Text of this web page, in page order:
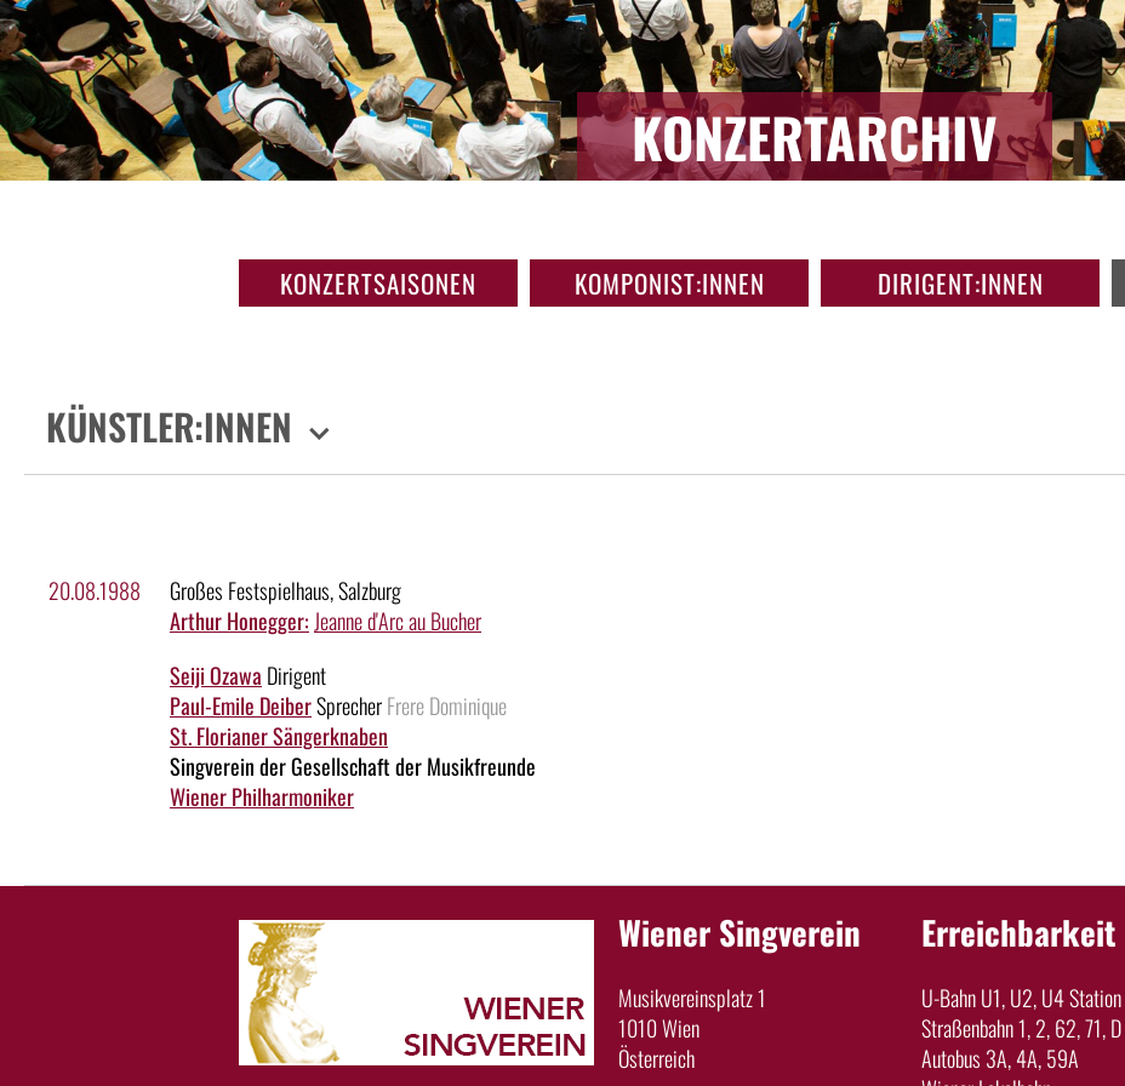
KONZERTARCHIV
KONZERTSAISONEN KOMPONIST:INNEN DIRIGENT:INNEN
KÜNSTLER:INNEN
20.08.1988
Großes Festspielhaus, Salzburg
Arthur Honegger:Jeanne d'Arc au Bucher
Seiji Ozawa Dirigent
Paul-Emile DeiberSprecherFrere Dominique
St. Florianer Sängerknaben
Singverein der Gesellschaft der Musikfreunde
Wiener Philharmoniker
Wiener Singverein
Musikvereinsplatz 1
1010 Wien
Österreich
Erreichbarkeit
U-Bahn U1, U2, U4
Straßenbahn 1, 2, 62, 71, D
Autobus 3A, 4A, 59A